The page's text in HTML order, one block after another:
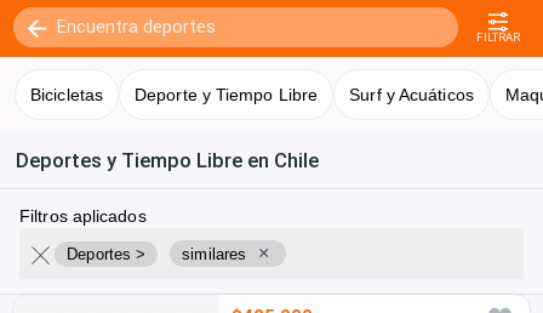
FILTRAR
Bicicletas Deporte y Tiempo Libre Surf y Acuáticos
Deportes y Tiempo Libre en Chile
Filtros aplicados
Deportes > similares ×